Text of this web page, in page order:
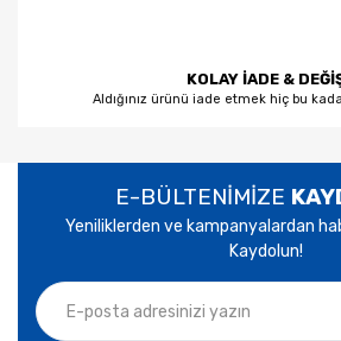
KOLAY İADE &
Aldığınız ürünü iade etmek hiç bu
E-BÜLTENİMİZE
Yeniliklerden ve kampanyalardan
Kaydolun!